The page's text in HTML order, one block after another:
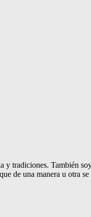
tradiciones. También
de una manera u otra